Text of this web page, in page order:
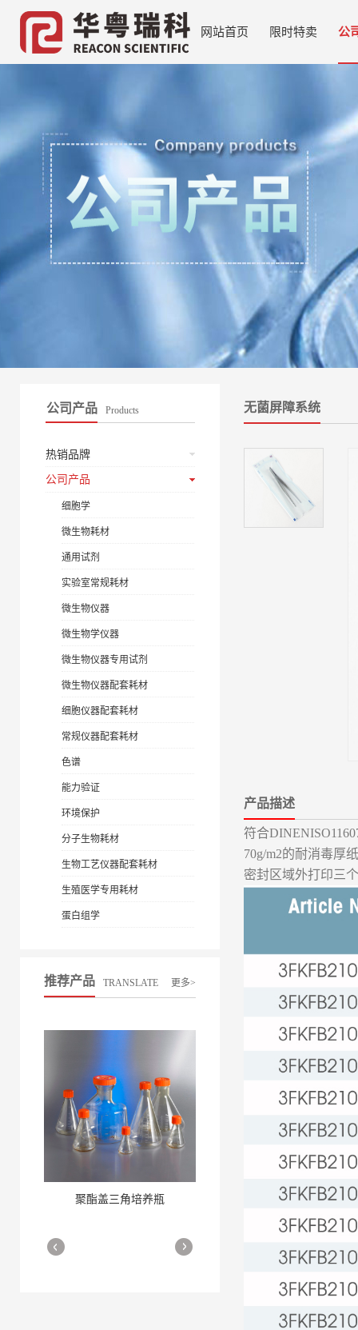
网站首页 限时特卖 公
公司产品 Products
热销品牌
公司产品
细胞学
微生物耗材
通用试剂
实验室常规耗材
微生物仪器
微生物学仪器
微生物仪器专用试剂
微生物仪器配套耗材
细胞仪器配套耗材
常规仪器配套耗材
色谱
能力验证
环境保护
分子生物耗材
生物工艺仪器配套耗材
生殖医学专用耗材
蛋白组学
推荐产品 TRANSLATE 更多>
聚酯盖三角培养瓶
三角培养瓶
无菌屏障系统
产品描述
符合
70g/m2的耐消毒厚
密封区域外打印三